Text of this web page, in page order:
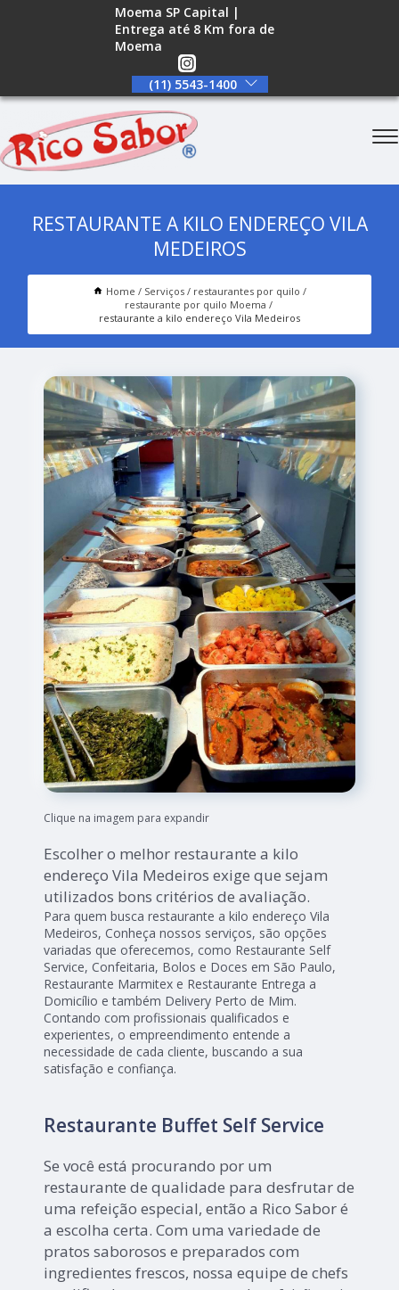
Moema SP Capital |
Entrega até 8 Km fora de
Moema
(11) 5543-1400
RESTAURANTE A KILO ENDEREÇO VILA
MEDEIROS
Home Serviços
restaurantes por quilo
restaurante por quilo Moema
restaurante a kilo endereço Vila Medeiros
Clique na imagem para expandir
Escolher o melhor restaurante a kilo
endereço Vila Medeiros exige que sejam
utilizados bons critérios de avaliação.
Para quem busca restaurante a kilo endereço Vila
Medeiros, Conheça nossos serviços, são opções
variadas que oferecemos, como Restaurante Self
Service, Confeitaria, Bolos e Doces em São Paulo,
Restaurante Marmitex e Restaurante Entrega a
Domicílio e também Delivery Perto de Mim.
Contando com profissionais qualificados e
experientes, o empreendimento entende a
necessidade de cada cliente, buscando a sua
satisfação e confiança.
Restaurante Buffet Self Service
Se você está procurando por um
restaurante de qualidade para desfrutar de
uma refeição especial, então a Rico Sabor é
a escolha certa. Com uma variedade de
pratos saborosos e preparados com
ingredientes frescos, nossa equipe de chefs